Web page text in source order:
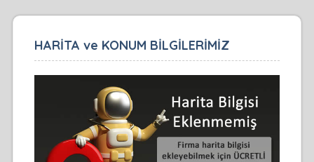
HARİTA ve KONUM BİLGİLERİMİZ